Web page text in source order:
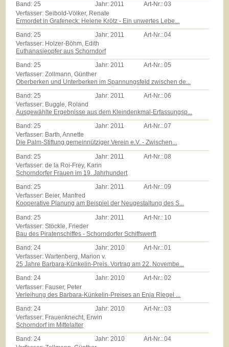
Band:25 Jahr:2011 Art-Nr.:03
Verfasser: Seibold-Völker, Renate
Ermordet in Grafeneck: Helene Krötz - Ein unwertes Lebe...
Band:25 Jahr:2011 Art-Nr.:04
Verfasser: Holzer-Böhm, Edith
Euthanasieopfer aus Schorndorf
Band:25 Jahr:2011 Art-Nr.:05
Verfasser: Zollmann, Günther
Oberberken und Unterberken im Spannungsfeld zwischen de...
Band: 25 Jahr: 2011 Art-Nr.:06
Verfasser: Buggle, Roland
Ausgewählte Ergebnisse aus dem Kleindenkmal-Erfassungsp...
Band:25 Jahr:2011 Art-Nr.:07
Verfasser: Barth, Annette
Die Palm-Stiftung gemeinnütziger Verein e.V. - Zwischen...
Band: 25 Jahr: 2011 Art-Nr.:08
Verfasser: de la Roi-Frey, Karin
Schorndorfer Frauen im 19. Jahrhundert
Band:25 Jahr:2011 Art-Nr.:09
Verfasser: Beier, Manfred
Kooperative Planung am Beispiel der Neugestaltung des S...
Band: 25 Jahr: 2011 Art-Nr.: 10
Verfasser: Stöckle, Frieder
Bau des Piratenschiffes - Schorndorfer Schiffswerft
Band:24 Jahr:2010 Art-Nr.:01
Verfasser: Wartenberg, Marion v.
25 Jahre Barbara-Künkelin-Preis. Vortrag am 22. Novembe...
Band:24 Jahr:2010 Art-Nr.:02
Verfasser: Fauser, Peter
Verleihung des Barbara-Künkelin-Preises an Enja Riegel ...
Band:24 Jahr:2010 Art-Nr.:03
Verfasser: Frauenknecht, Erwin
Schorndorf im Mittelalter
Band:24 Jahr:2010 Art-Nr.:04